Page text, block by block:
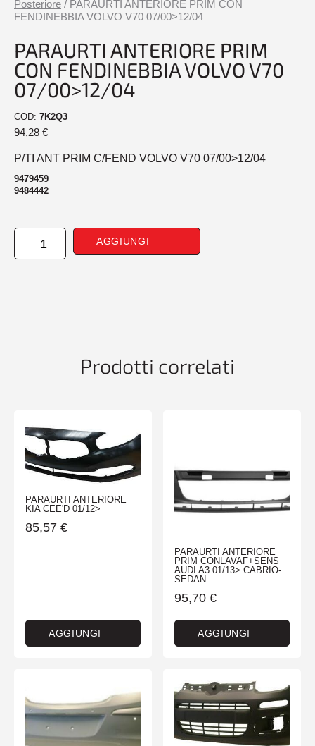
Posteriore / PARAURTI ANTERIORE PRIM CON
FENDINEBBIA VOLVO V70 07/00>12/04
PARAURTI ANTERIORE PRIM
CON FENDINEBBIA VOLVO V70
07/00>12/04
COD: 7K2Q3
94,28 €
P/TI ANT PRIM C/FEND VOLVO V70 07/00>12/04
9479459
9484442
PARAURTI
ANTERIORE
AGGIUNGI
Prodotti correlati
PARAURTI ANTERIORE
KIA CEE'D 01/12>
85,57 €
AGGIUNGI
PARAURTI ANTERIORE
PRIM CONLAVAF+SENS
AUDI A3 01/13> CABRIO-
SEDAN
95,70 €
AGGIUNGI